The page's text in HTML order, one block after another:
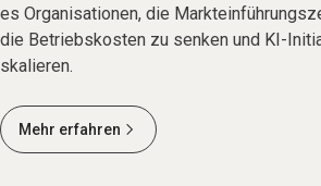
es Organisationen, die
die Betriebskosten zu senken und KI-
skalieren.
Mehr erfahren